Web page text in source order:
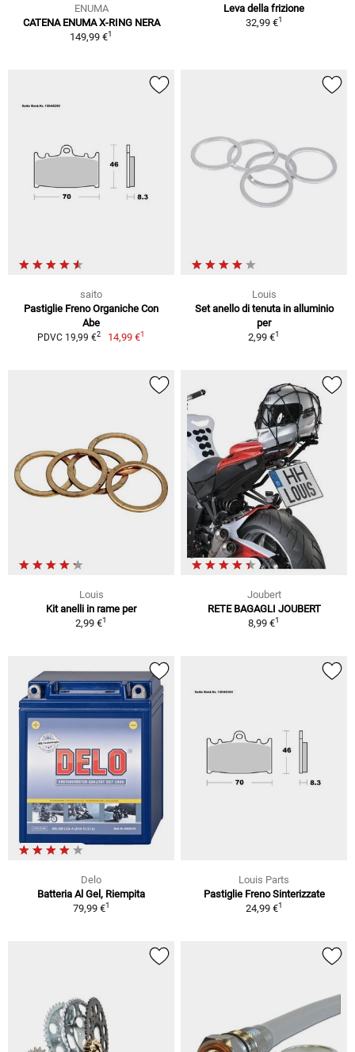
ENUMA
CATENA ENUMA X-RING NERA
149,99 €1
Leva della frizione
32,99 €1
saito
Pastiglie Freno Organiche Con
Abe
PDVC 19,99 €2 14,99 €1
Louis
Set anello di tenuta in alluminio
per
2,99 €1
Louis
Kit anelli in rame per
2,99 €1
Joubert
RETE BAGAGLI JOUBERT
8,99 €1
Delo
Batteria Al Gel, Riempita
79,99 €1
Louis Parts
Pastiglie Freno Sinterizzate
24,99 €1